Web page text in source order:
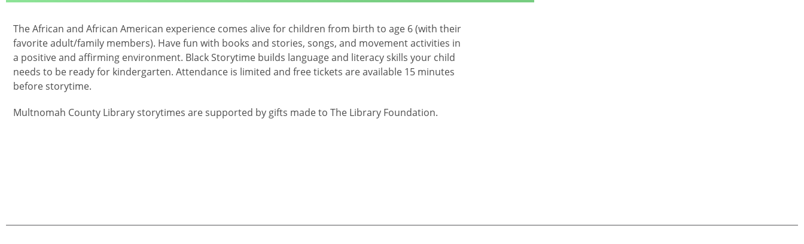
The African and African American experience comes alive for children from birth to age 6 (with their
favorite adult/family members). Have fun with books and stories, songs, and movement activities in
a positive and affirming environment. Black Storytime builds language and literacy skills your child
needs to be ready for kindergarten. Attendance is limited and free tickets are available 15 minutes
before storytime.
Multnomah County Library storytimes are supported by gifts made to The Library Foundation.